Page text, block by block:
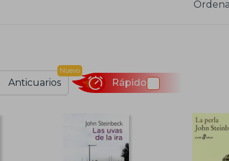
guiones para películas, como el que escribió
Anticuarios
Nuevo
Rápido